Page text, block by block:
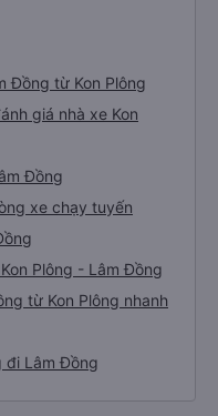
Đồng từ Kon Plông
giá nhà xe Kon
Đồng
xe chạy tuyến
Plông - Lâm Đồng
từ Kon Plông nhanh
đi Lâm Đồng